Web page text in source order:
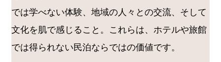
では学べない体験、地域の人々との交流、そして
文化を肌で感じること。これらは、ホテルや旅館
では得られない民泊ならではの価値です。